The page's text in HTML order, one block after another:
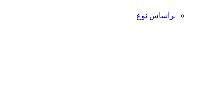
براساس نوع